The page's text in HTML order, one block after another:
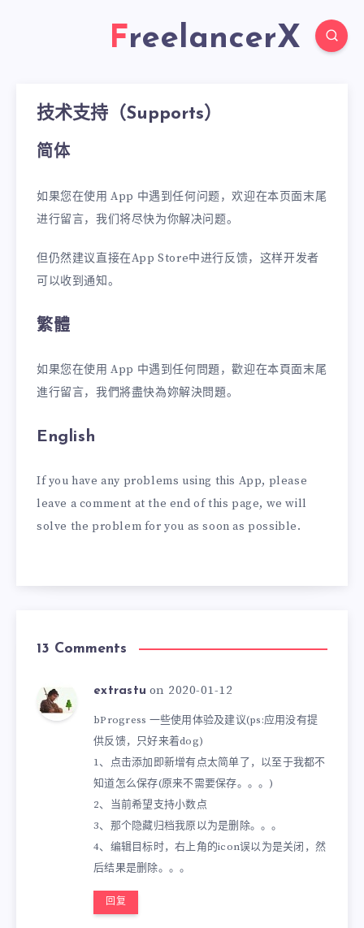
FreelancerX
技术支持（Supports）
简体
如果您在使用 App 中遇到任何问题，欢迎在本页面末尾
进行留言，我们将尽快为你解决问题。
但仍然建议直接在App Store中进行反馈，这样开发者
可以收到通知。
繁體
如果您在使用 App 中遇到任何問題，歡迎在本頁面末尾
進行留言，我們將盡快為妳解決問題。
English
If you have any problems using this App, please
leave a comment at the end of this page, we will
solve the problem for you as soon as possible.
13 Comments
extrastu on 2020-01-12
bProgress 一些使用体验及建议(ps:应用没有提
供反馈，只好来着dog)
1、点击添加即新增有点太简单了，以至于我都不
知道怎么保存(原来不需要保存。。。)
2、当前希望支持小数点
3、那个隐藏归档我原以为是删除。。。
4、编辑目标时，右上角的icon误以为是关闭，然
后结果是删除。。。
回复